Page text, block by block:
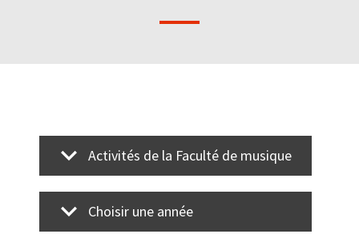
Activités de la Faculté de musique
Choisir une année